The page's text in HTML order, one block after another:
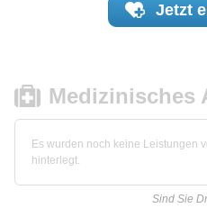
Jetzt
Medizinisches
Es wurden noch keine Leistungen
hinterlegt.
Sind Sie